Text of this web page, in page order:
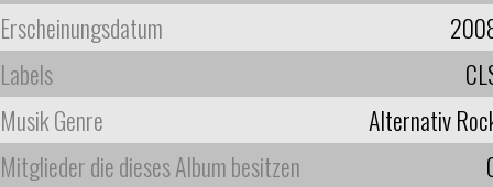
Erscheinungsdatum
Labels
Musik Genre
Alternativ
Mitglieder die dieses Album besitzen